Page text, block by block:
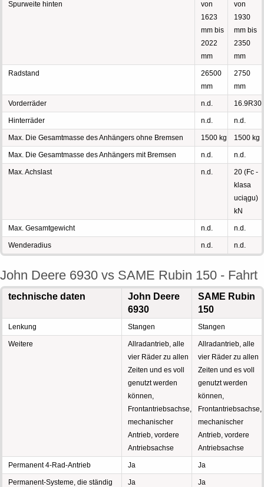
Spurweite hinten
von
1623
mm bis
2022
mm
von
1930
mm bis
2350
mm
Radstand
26500
mm
2750
mm
Vorderräder n.d. 16.9R30
Hinterräder n.d. n.d.
Max. Die Gesamtmasse des Anhängers ohne Bremsen 1500 kg 1500 kg
Max. Die Gesamtmasse des Anhängers mit Bremsen n.d. n.d.
Max. Achslast n.d.
20 (Fc -
klasa
uciągu)
kN
Max. Gesamtgewicht n.d. n.d.
Wenderadius n.d. n.d.
John Deere 6930 vs SAME Rubin 150 - Fahrt
technische daten
John Deere
6930
SAME Rubin
150
Lenkung Stangen Stangen
Weitere
Allradantrieb, alle
vier Räder zu allen
Zeiten und es voll
genutzt werden
können,
Frontantriebsachse,
mechanischer
Antrieb, vordere
Antriebsachse
Allradantrieb, alle
vier Räder zu allen
Zeiten und es voll
genutzt werden
können,
Frontantriebsachse,
mechanischer
Antrieb, vordere
Antriebsachse
Permanent 4-Rad-Antrieb Ja Ja
Permanent-Systeme, die ständig
Ja Ja